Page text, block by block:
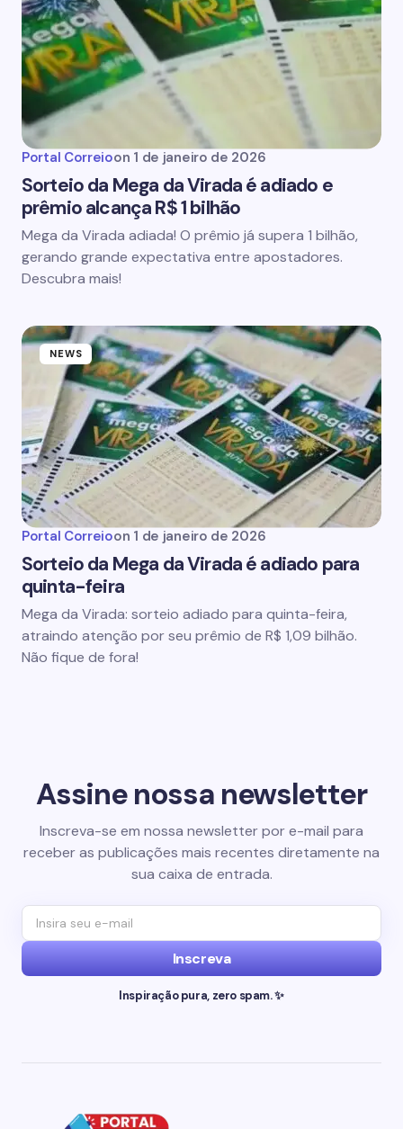
Portal Correioon 1 de janeiro de 2026
Sorteio da Mega da Virada é adiado e
prêmio alcança R$ 1 bilhão
Mega da Virada adiada! O prêmio já supera 1 bilhão,
gerando grande expectativa entre apostadores.
Descubra mais!
NEWS
Portal Correioon 1 de janeiro de 2026
Sorteio da Mega da Virada é adiado para
quinta-feira
Mega da Virada: sorteio adiado para quinta-feira,
atraindo atenção por seu prêmio de R$ 1,09 bilhão.
Não fique de fora!
Assine nossa newsletter
Inscreva-se em nossa newsletter por e-mail para
receber as publicações mais recentes diretamente na
sua caixa de entrada.
Inscreva
Inspiração pura, zero spam. ✨